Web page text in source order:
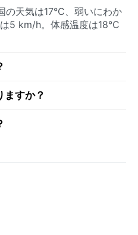
天気は17°C、弱いにわか
5 km/h。体感温度は18°C
すか？